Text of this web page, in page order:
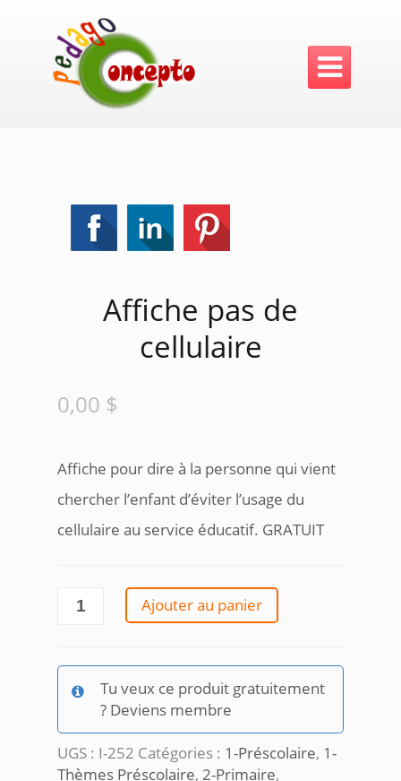

Affiche pas de
cellulaire
0,00 $
Affiche pour dire à la personne qui vient
chercher l’enfant d’éviter l’usage du
cellulaire au service éducatif. GRATUIT
quantité
pas
de
cellulaire
Ajouter au panier
Tu veux ce produit gratuitement
? Deviens membre
UGS : I-252 Catégories : 1-Préscolaire, 1-
Thèmes Préscolaire, 2-Primaire,